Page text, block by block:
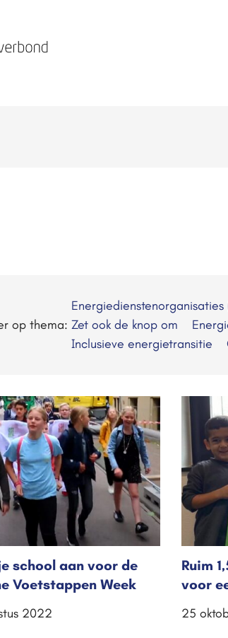
op thema:
Energiedienstenorganisaties
Zet ook de knop om
Inclusieve energietransitie
school aan voor de
Voetstappen Week
2022
Ruim
voor
25